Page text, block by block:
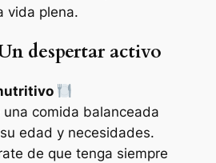
vida plena.
despertar activo
una comida balanceada
edad y necesidades.
de que tenga siempre